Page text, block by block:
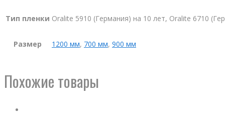
Тип пленки Oralite 5910 (Германия) на 10 лет, Oralite 6710
Размер 1200 мм, 700 мм, 900 мм
Похожие товары